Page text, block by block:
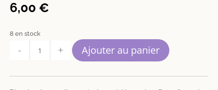
6,00 €
8 en stock
Café
Ajouter au panier